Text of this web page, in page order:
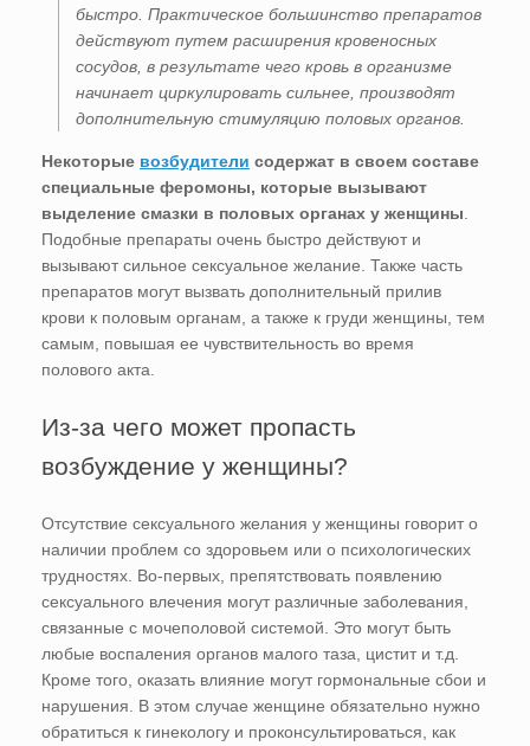
быстро. Практическое большинство препаратов
действуют путем расширения кровеносных
сосудов, в результате чего кровь в организме
начинает циркулировать сильнее, производят
дополнительную стимуляцию половых органов.
Некоторые возбудители содержат в своем составе
специальные феромоны, которые вызывают
выделение смазки в половых органах у женщины
Подобные препараты очень быстро действуют и
вызывают сильное сексуальное желание. Также часть
препаратов могут вызвать дополнительный прилив
крови к половым органам, а также к груди женщины, тем
самым, повышая ее чувствительность во время
полового акта.
Из-за чего может пропасть
возбуждение у женщины?
Отсутствие сексуального желания у женщины говорит о
наличии проблем со здоровьем или о психологических
трудностях. Во-первых, препятствовать появлению
сексуального влечения могут различные заболевания,
связанные с мочеполовой системой. Это могут быть
любые воспаления органов малого таза, цистит и т.д.
Кроме того, оказать влияние могут гормональные сбои и
нарушения. В этом случае женщине обязательно нужно
обратиться к гинекологу и проконсультироваться, как